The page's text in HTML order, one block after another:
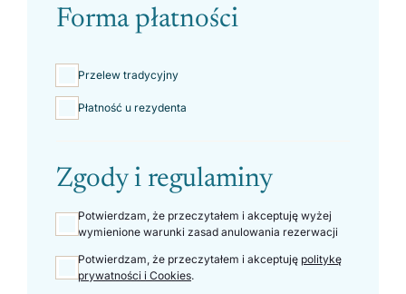
Forma płatności
Przelew tradycyjny
Płatność u rezydenta
Zgody i regulaminy
Potwierdzam, że przeczytałem i akceptuję wyżej
wymienione warunki zasad anulowania rezerwacji
Potwierdzam, że przeczytałem i akceptuję politykę
prywatności i Cookies.